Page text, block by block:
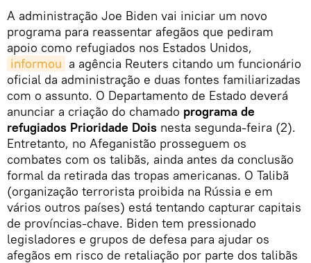
A administração Joe Biden vai iniciar um novo
programa para reassentar afegãos que pediram
apoio como refugiados nos Estados Unidos,
informou a agência Reuters citando um funcionário
oficial da administração e duas fontes familiarizadas
com o assunto. O Departamento de Estado deverá
anunciar a criação do chamado programa de
refugiados Prioridade Dois nesta segunda-feira (2).
Entretanto, no Afeganistão prosseguem os
combates com os talibãs, ainda antes da conclusão
formal da retirada das tropas americanas. O Talibã
(organização terrorista proibida na Rússia e em
vários outros países) está tentando capturar capitais
de províncias-chave. Biden tem pressionado
legisladores e grupos de defesa para ajudar os
afegãos em risco de retaliação por parte dos talibãs